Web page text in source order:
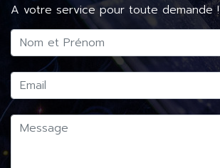
A votre service pour toute demande !